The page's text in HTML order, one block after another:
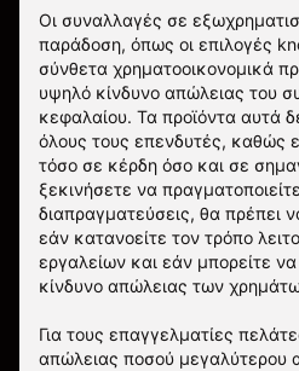
Οι συναλλαγές σε
παράδοση, όπως οι επιλογές
σύνθετα χρηματοοικονομικά
υψηλό κίνδυνο απώλειας του
κεφαλαίου. Τα προϊόντα αυτά
όλους τους επενδυτές, καθώς
τόσο σε κέρδη όσο και σε
ξεκινήσετε να
διαπραγματεύσεις, θα πρέπει
εάν κατανοείτε τον τρόπο
εργαλείων και εάν μπορείτε
κίνδυνο απώλειας των
Για τους επαγγελματίες
απώλειας ποσού μεγαλύτερου